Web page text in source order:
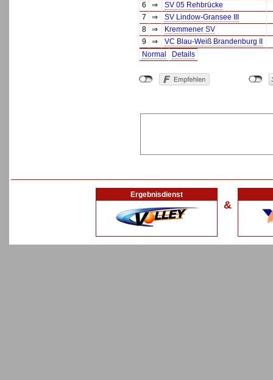
6
⇒
SV 05 Rehbrücke
7
⇒
SV Lindow-Gransee III
8
⇒
Kremmener SV
9
⇒
VC Blau-Weiß Brandenburg II
Normal
Details
Ergebnisdienst
&